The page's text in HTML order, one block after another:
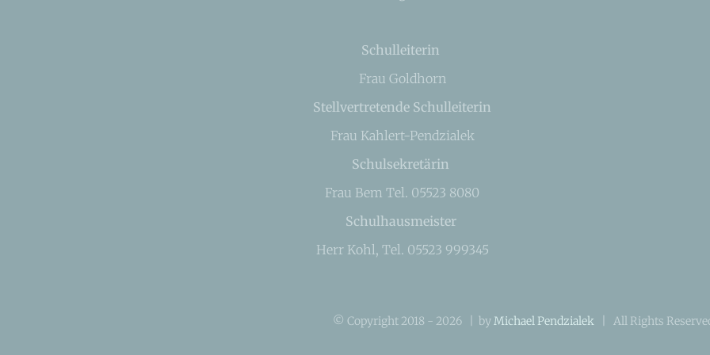
Schulleiterin
Frau Goldhorn
Stellvertretende Schulleiterin
Frau Kahlert-Pendzialek
Schulsekretärin
Frau Bem Tel. 05523 8080
Schulhausmeister
Herr Kohl, Tel. 05523 999345
© Copyright 2018 - 2026 | byMichael Pendzialek| All Rights